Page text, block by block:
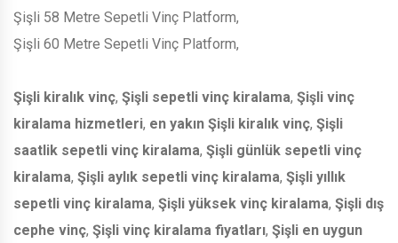
Şişli 58 Metre Sepetli Vinç Platform,
Şişli 60 Metre Sepetli Vinç Platform,
Şişli kiralık vinç, Şişli sepetli vinç kiralama, Şişli vinç
kiralama hizmetleri, en yakın Şişli kiralık vinç, Şişli
saatlik sepetli vinç kiralama, Şişli günlük sepetli vinç
kiralama, Şişli aylık sepetli vinç kiralama, Şişli yıllık
sepetli vinç kiralama, Şişli yüksek vinç kiralama, Şişli dış
cephe vinç, Şişli vinç kiralama fiyatları, Şişli en uygun